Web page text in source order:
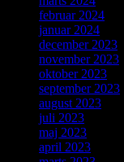
februar 2024
januar 2024
december 2023
november 2023
oktober 2023
september 2023
august 2023
juli 2023
maj 2023
april 2023